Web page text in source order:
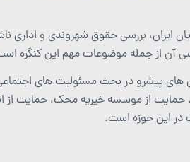
بررسی حقوق شهروندی و اداری
آن از جمله موضوعات مهم این کنگره
های پیشرو در بحث مسئولیت های
حمایت از موسسه خیریه محک، حمایت
در این حوزه است.